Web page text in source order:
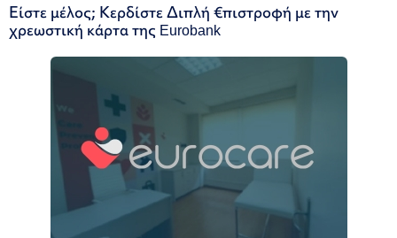
Είστε μέλος; Κερδίστε Διπλή €πιστροφή με την
χρεωστική κάρτα της Eurobank